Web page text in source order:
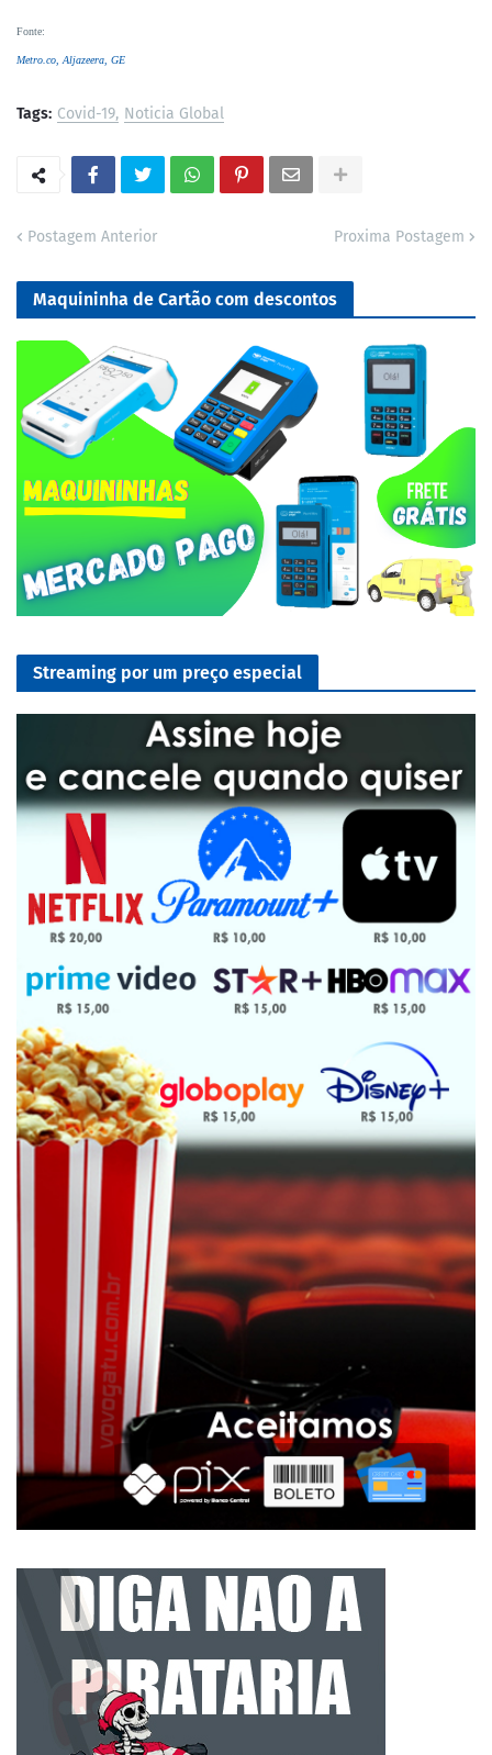
Fonte:
Metro.co, Aljazeera, GE
Tags: Covid-19 Noticia Global
Postagem Anterior Proxima Postagem
Maquininha de Cartão com descontos
Streaming por um preço especial